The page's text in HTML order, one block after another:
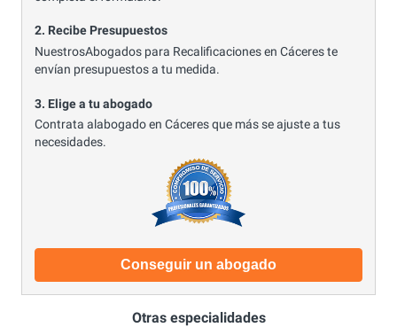
2. Recibe Presupuestos
NuestrosAbogados para Recalificaciones en Cáceres te
envían presupuestos a tu medida.
3. Elige a tu abogado
Contrata alabogado en Cáceres que más se ajuste a tus
necesidades.
Conseguir un abogado
Otras especialidades